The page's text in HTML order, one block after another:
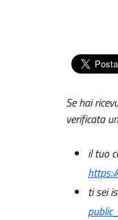
Se hai
verificata
il tuo
ti sei